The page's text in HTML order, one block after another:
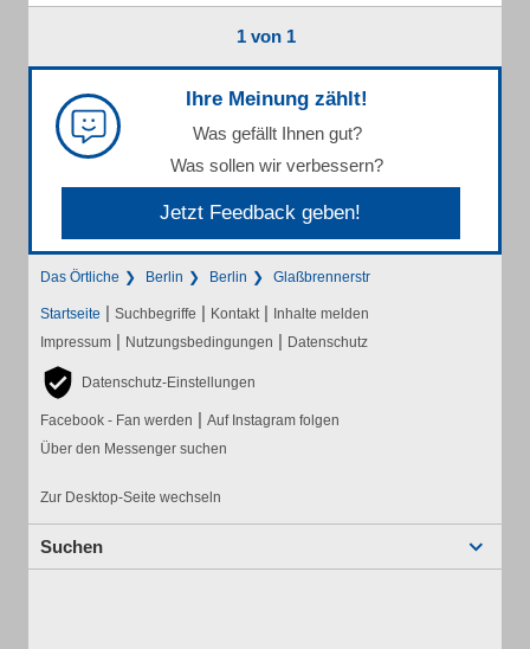
1 von 1
Ihre Meinung zählt!
Was gefällt Ihnen gut?
Was sollen wir verbessern?
Jetzt Feedback geben!
Das Örtliche Berlin Berlin Glaßbrennerstr
Startseite | Suchbegriffe | Kontakt | Inhalte melden
Impressum | Nutzungsbedingungen | Datenschutz
Datenschutz-Einstellungen
Facebook - Fan werden | Auf Instagram folgen
Über den Messenger suchen
Zur Desktop-Seite wechseln
Suchen